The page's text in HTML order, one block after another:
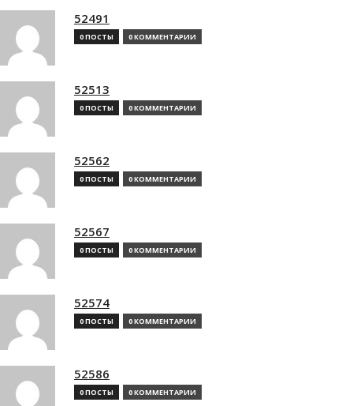
52491
0 ПОСТЫ 0 КОММЕНТАРИИ
52513
0 ПОСТЫ 0 КОММЕНТАРИИ
52562
0 ПОСТЫ 0 КОММЕНТАРИИ
52567
0 ПОСТЫ 0 КОММЕНТАРИИ
52574
0 ПОСТЫ 0 КОММЕНТАРИИ
52586
0 ПОСТЫ 0 КОММЕНТАРИИ